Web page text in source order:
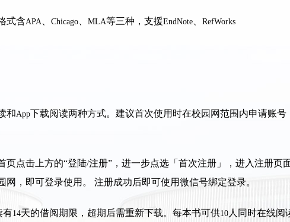
式含APA Chicago MLA等三种，支援EndNote RefWorks
和App下载阅读两种方式。建议首次使用时在校园网范围内申请账
页点击上方的“登陆/注册”，进一步点选「首次注册」，进入注册页
网，即可登录使用。 注册成功后即可使用微信号绑定登录。
有14天的借阅期限，超期后需重新下载。每本书可供10 人同时在线阅